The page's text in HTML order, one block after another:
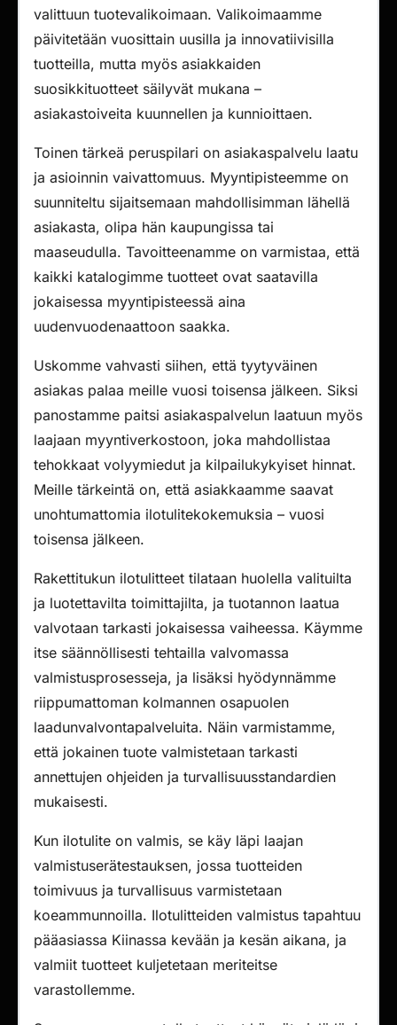
valittuun tuotevalikoimaan. Valikoimaamme
päivitetään vuosittain uusilla ja innovatiivisilla
tuotteilla, mutta myös asiakkaiden
suosikkituotteet säilyvät mukana –
asiakastoiveita kuunnellen ja kunnioittaen.
Toinen tärkeä peruspilari on asiakaspalvelu laatu
ja asioinnin vaivattomuus. Myyntipisteemme on
suunniteltu sijaitsemaan mahdollisimman lähellä
asiakasta, olipa hän kaupungissa tai
maaseudulla. Tavoitteenamme on varmistaa, että
kaikki katalogimme tuotteet ovat saatavilla
jokaisessa myyntipisteessä aina
uudenvuodenaattoon saakka.
Uskomme vahvasti siihen, että tyytyväinen
asiakas palaa meille vuosi toisensa jälkeen. Siksi
panostamme paitsi asiakaspalvelun laatuun myös
laajaan myyntiverkostoon, joka mahdollistaa
tehokkaat volyymiedut ja kilpailukykyiset hinnat.
Meille tärkeintä on, että asiakkaamme saavat
unohtumattomia ilotulitekokemuksia – vuosi
toisensa jälkeen.
Rakettitukun ilotulitteet tilataan huolella valituilta
ja luotettavilta toimittajilta, ja tuotannon laatua
valvotaan tarkasti jokaisessa vaiheessa. Käymme
itse säännöllisesti tehtailla valvomassa
valmistusprosesseja, ja lisäksi hyödynnämme
riippumattoman kolmannen osapuolen
laadunvalvontapalveluita. Näin varmistamme,
että jokainen tuote valmistetaan tarkasti
annettujen ohjeiden ja turvallisuusstandardien
mukaisesti.
Kun ilotulite on valmis, se käy läpi laajan
valmistuserätestauksen, jossa tuotteiden
toimivuus ja turvallisuus varmistetaan
koeammunnoilla. Ilotulitteiden valmistus tapahtuu
pääasiassa Kiinassa kevään ja kesän aikana, ja
valmiit tuotteet kuljetetaan meriteitse
varastollemme.